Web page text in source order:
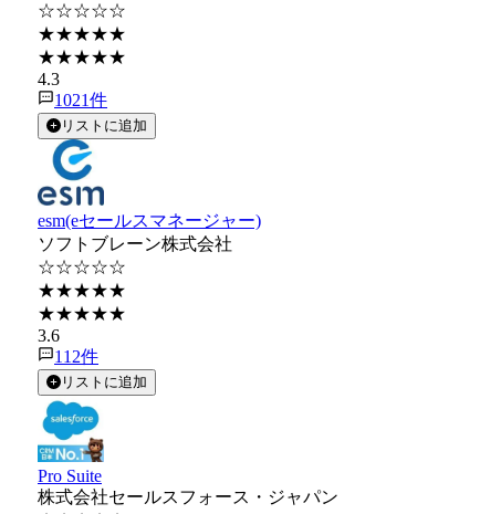
☆☆☆☆☆
★★★★★
★★★★★
4.3
1021件
リストに追加
esm(eセールスマネージャー)
ソフトブレーン株式会社
☆☆☆☆☆
★★★★★
★★★★★
3.6
112件
リストに追加
Pro Suite
株式会社セールスフォース・ジャパン